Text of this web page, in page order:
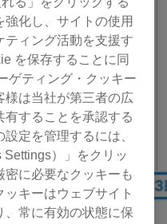
ます。
善バージョンアップを
理解を賜りますようお
新価格適用例
強化し、サイトの使用
ティング活動を支援す
を保存することに同
ゲティング・クッキー
様は当社が第三者の広
することを承認する
定を管理するには、
Settings）」をクリッ
密に必要なクッキーも
キーはウェブサイト
、常に有効の状態に保